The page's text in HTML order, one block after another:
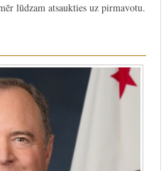
lūdzam atsaukties uz pirmavotu.